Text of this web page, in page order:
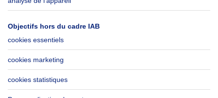
FAQ
Accessibilité
Contactez-nous
LinkedIn
Immoweb SA © 2026 - Tous droits réservés
Conditions d'utilisation Gestion des cookies Vie privée